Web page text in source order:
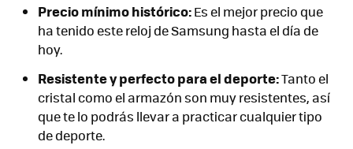
Precio mínimo histórico:Es el mejor precio que
ha tenido este reloj de Samsung hasta el día de
hoy.
Resistente y perfecto para el deporte:Tanto el
cristal como el armazón son muy resistentes, así
que te lo podrás llevar a practicar cualquier tipo
de deporte.